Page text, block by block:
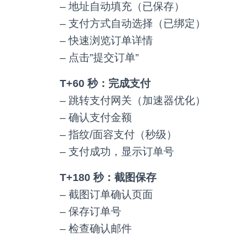
– 地址自动填充（已保存）
– 支付方式自动选择（已绑定）
– 快速浏览订单详情
– 点击”提交订单”
T+60 秒：完成支付
– 跳转支付网关（加速器优化）
– 确认支付金额
– 指纹/面容支付（秒级）
– 支付成功，显示订单号
T+180 秒：截图保存
– 截图订单确认页面
– 保存订单号
– 检查确认邮件